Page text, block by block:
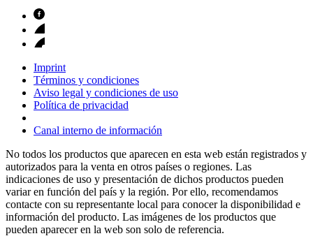
Imprint
Términos y condiciones
Aviso legal y condiciones de uso
Política de privacidad
Canal interno de información
No todos los productos que aparecen en esta web están registrados y
autorizados para la venta en otros países o regiones. Las
indicaciones de uso y presentación de dichos productos pueden
variar en función del país y la región. Por ello, recomendamos
contacte con su representante local para conocer la disponibilidad e
información del producto. Las imágenes de los productos que
pueden aparecer en la web son solo de referencia.